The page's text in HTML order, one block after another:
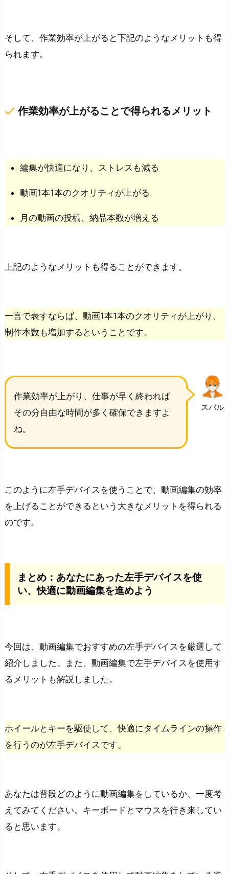
そして、作業効率が上がると下記のようなメリットも得
られます。
done 作業効率が上がることで得られるメリット
編集が快適になり、ストレスも減る
動画1本1本のクオリティが上がる
月の動画の投稿、納品本数が増える
上記のようなメリットも得ることができます。
一言で表すならば、動画1本1本のクオリティが上がり、
制作本数も増加するということです。
スバル
作業効率が上がり、仕事が早く終われば
その分自由な時間が多く確保できますよ
ね。
このように左手デバイスを使うことで、動画編集の効率
を上げることができるという大きなメリットを得られる
のです。
まとめ：あなたにあった左手デバイスを使
い、快適に動画編集を進めよう
今回は、動画編集でおすすめの左手デバイスを厳選して
紹介しました。また、動画編集で左手デバイスを使用す
るメリットも解説しました。
ホイールとキーを駆使して、快適にタイムラインの操作
を行うのが左手デバイスです。
あなたは普段どのように動画編集をしているか、一度考
えてみてください。キーボードとマウスを行き来してい
ると思います。